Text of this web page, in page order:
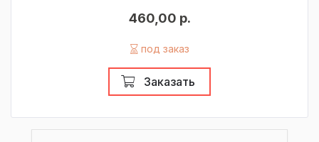
460,00 р.
под заказ
Заказать